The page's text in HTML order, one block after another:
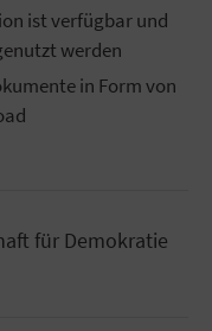
ist verfügbar und
werden
in Form von
für Demokratie